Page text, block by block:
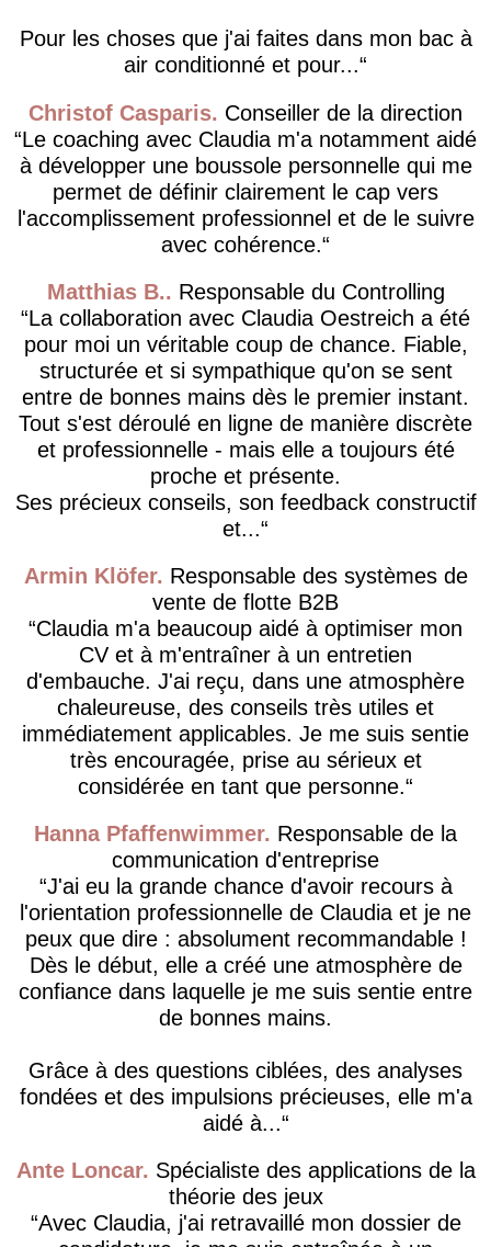
Pour les choses que j'ai faites dans mon bac à
air conditionné et pour...
Christof Casparis Conseiller de la direction
Le coaching avec Claudia m'a notamment aidé
à développer une boussole personnelle qui me
permet de définir clairement le cap vers
l'accomplissement professionnel et de le suivre
avec cohérence.
Matthias B.
Responsable du Controlling
La collaboration avec Claudia Oestreich a été
pour moi un véritable coup de chance. Fiable,
structurée et si sympathique qu'on se sent
entre de bonnes mains dès le premier instant.
Tout s'est déroulé en ligne de manière discrète
et professionnelle - mais elle a toujours été
proche et présente.
Ses précieux conseils, son feedback constructif
et...
Armin Klöfer
Responsable des systèmes de
vente de flotte B2B
Claudia m'a beaucoup aidé à optimiser mon
CV et à m'entraîner à un entretien
d'embauche. J'ai reçu, dans une atmosphère
chaleureuse, des conseils très utiles et
immédiatement applicables. Je me suis sentie
très encouragée, prise au sérieux et
considérée en tant que personne.
Hanna Pfaffenwimmer Responsable de la
communication d'entreprise
J'ai eu la grande chance d'avoir recours à
l'orientation professionnelle de Claudia et je ne
peux que dire : absolument recommandable !
Dès le début, elle a créé une atmosphère de
confiance dans laquelle je me suis sentie entre
de bonnes mains.
Grâce à des questions ciblées, des analyses
fondées et des impulsions précieuses, elle m'a
aidé à...
Ante Loncar
Spécialiste des applications de la
théorie des jeux
Avec Claudia, j'ai retravaillé mon dossier de